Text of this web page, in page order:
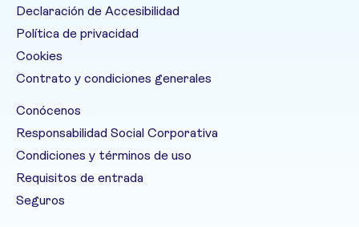
Declaración de Accesibilidad
Política de privacidad
Cookies
Contrato y condiciones generales
Conócenos
Responsabilidad Social Corporativa
Condiciones y términos de uso
Requisitos de entrada
Seguros